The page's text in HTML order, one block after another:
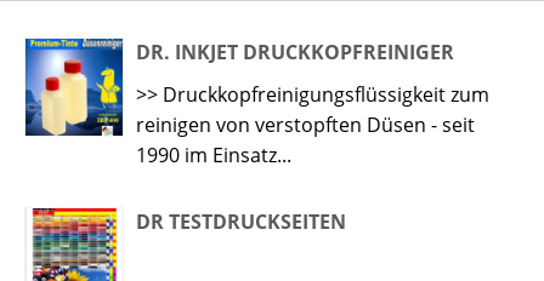
DR. INKJET DRUCKKOPFREINIGER
>> Druckkopfreinigungsflüssigkeit zum
reinigen von verstopften Düsen - seit
1990 im Einsatz...
DR TESTDRUCKSEITEN